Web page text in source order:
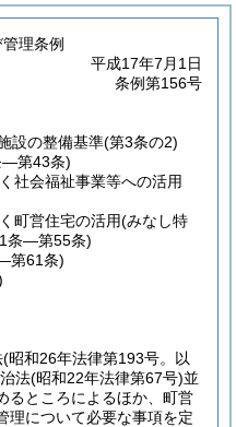
理条例
平成17年7月1日
条例第156号
設の整備基準(第3条の2)
―第43条)
社会福祉事業等への活用
町営住宅の活用(みなし特
条―第55条)
第61条)
(昭和26年法律第193号。以
法(昭和22年法律第67号)並
るところによるほか、町営
理について必要な事項を定